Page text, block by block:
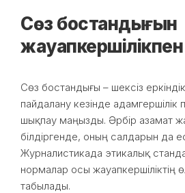
Сөз бостандығын
Сөз бостандығы – шексіз
пайдалану кезінде адамгершілік
шықпау маңызды. Әрбір азамат
білдіргенде, оның салдарын да
Журналистикада этикалық
нормалар осы жауапкершіліктің
табылады.